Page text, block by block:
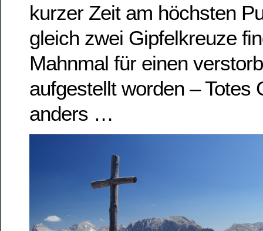
kurzer Zeit am höchsten
gleich zwei Gipfelkreuze
Mahnmal für einen
aufgestellt worden – Totes
anders …